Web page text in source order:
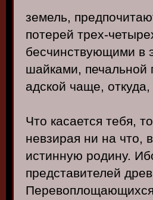
земель,
потерей трех-
бесчинствующими в
шайками, печальной
адской чаще,
Что касается тебя,
невзирая ни на что,
истинную родину.
представителей